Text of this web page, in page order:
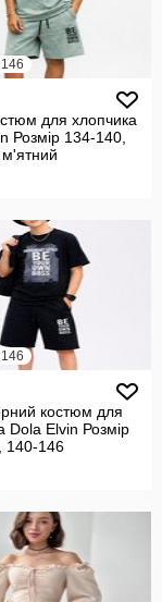
для хлопчика
Розмір 134-140,
костюм для
Dola Elvin Розмір
140-146